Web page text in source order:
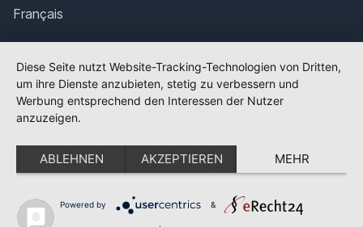
Français
Polska
Português
Nederlands
Svenska
Diese Seite nutzt Website-Tracking-Technologien von Dritten,
um ihre Dienste anzubieten, stetig zu verbessern und
Werbung entsprechend den Interessen der Nutzer
anzuzeigen.
ABLEHNEN AKZEPTIEREN MEHR
Powered by &